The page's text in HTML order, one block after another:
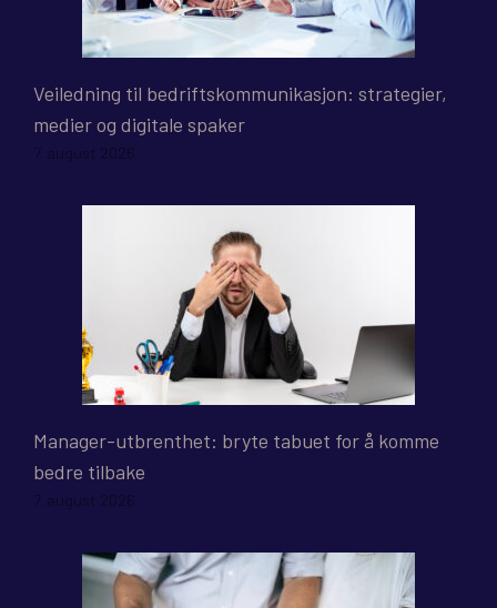
Veiledning til bedriftskommunikasjon: strategier,
medier og digitale spaker
7. august 2026
Manager-utbrenthet: bryte tabuet for å komme
bedre tilbake
7. august 2026